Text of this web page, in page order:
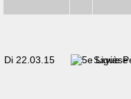
Di 22.03.15 Savièse